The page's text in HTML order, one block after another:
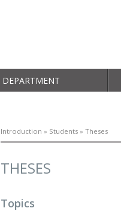
DEPARTMENT
Introduction » Students » Theses
THESES
Topics